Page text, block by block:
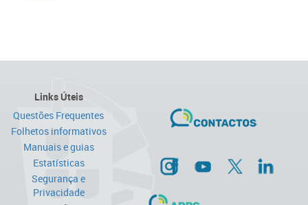
Links Úteis
Questões Frequentes
Folhetos informativos
Manuais e guias
Estatísticas
Segurança e
Privacidade